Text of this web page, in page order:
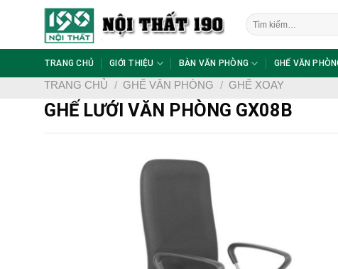
Tìm
kiếm:
TRANG CHỦ GIỚI THIỆU BÀN VĂN PHÒNG GHẾ VĂN
TRANG CHỦ / GHẾ VĂN PHÒNG / GHẾ XOAY
GHẾ LƯỚI VĂN PHÒNG GX08B